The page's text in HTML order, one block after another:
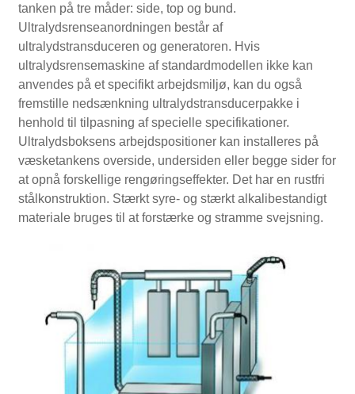
tanken på tre måder: side, top og bund.
Ultralydsrenseanordningen består af
ultralydstransduceren og generatoren. Hvis
ultralydsrensemaskine af standardmodellen ikke kan
anvendes på et specifikt arbejdsmiljø, kan du også
fremstille nedsænkning ultralydstransducerpakke i
henhold til tilpasning af specielle specifikationer.
Ultralydsboksens arbejdspositioner kan installeres på
væsketankens overside, undersiden eller begge sider for
at opnå forskellige rengøringseffekter. Det har en rustfri
stålkonstruktion. Stærkt syre- og stærkt alkalibestandigt
materiale bruges til at forstærke og stramme svejsning.